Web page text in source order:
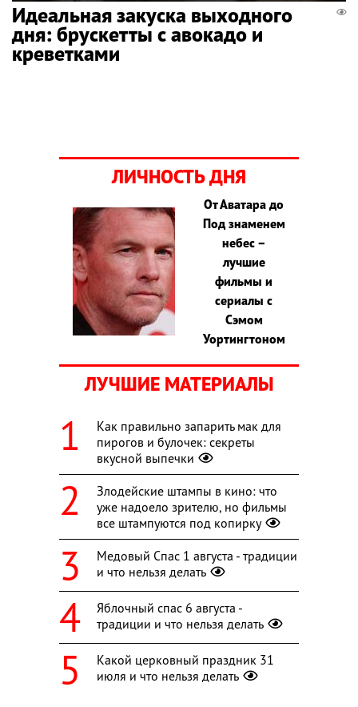
Идеальная закуска выходного
дня: брускетты с авокадо и
креветками
ЛИЧНОСТЬ ДНЯ
От Аватара до
Под знаменем
небес –
лучшие
фильмы и
сериалы с
Сэмом
Уортингтоном
ЛУЧШИЕ МАТЕРИАЛЫ
Как правильно запарить мак для
пирогов и булочек: секреты
вкусной выпечки
Злодейские штампы в кино: что
уже надоело зрителю, но фильмы
все штампуются под копирку
Медовый Спас 1 августа - традиции
и что нельзя делать
Яблочный спас 6 августа -
традиции и что нельзя делать
Какой церковный праздник 31
июля и что нельзя делать